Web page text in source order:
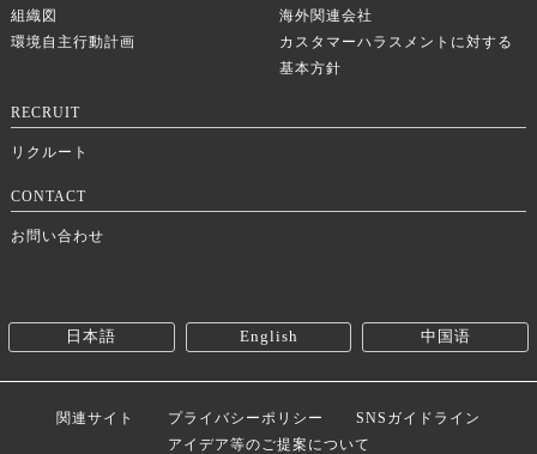
組織図
海外関連会社
環境自主行動計画
カスタマーハラスメントに対する
基本方針
RECRUIT
リクルート
CONTACT
お問い合わせ
日本語 English 中国语
関連サイト プライバシーポリシー
SNSガイドライン
アイデア等のご提案について